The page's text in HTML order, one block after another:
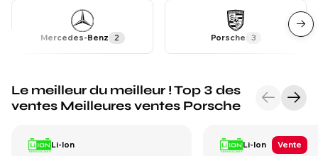
Mercedes-Benz 2 Porsche 3
Le meilleur du meilleur ! Top 3 des
ventes Meilleures ventes Porsche
Li-Ion Li-Ion Vente